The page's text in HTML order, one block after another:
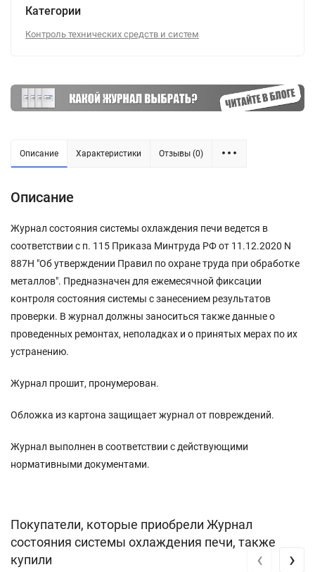
Категории
Контроль технических средств и систем
Описание Характеристики Отзывы (0)
Описание
Журнал состояния системы охлаждения печи ведется в
соответствии с п. 115 Приказа Минтруда РФ от 11.12.2020 N
887Н "Об утверждении Правил по охране труда при обработке
металлов". Предназначен для ежемесячной фиксации
контроля состояния системы с занесением результатов
проверки. В журнал должны заноситься также данные о
проведенных ремонтах, неполадках и о принятых мерах по их
устранению.
Журнал прошит, пронумерован.
Обложка из картона защищает журнал от повреждений.
Журнал выполнен в соответствии с действующими
нормативными документами.
Покупатели, которые приобрели Журнал
состояния системы охлаждения печи, также
купили
‹ ›